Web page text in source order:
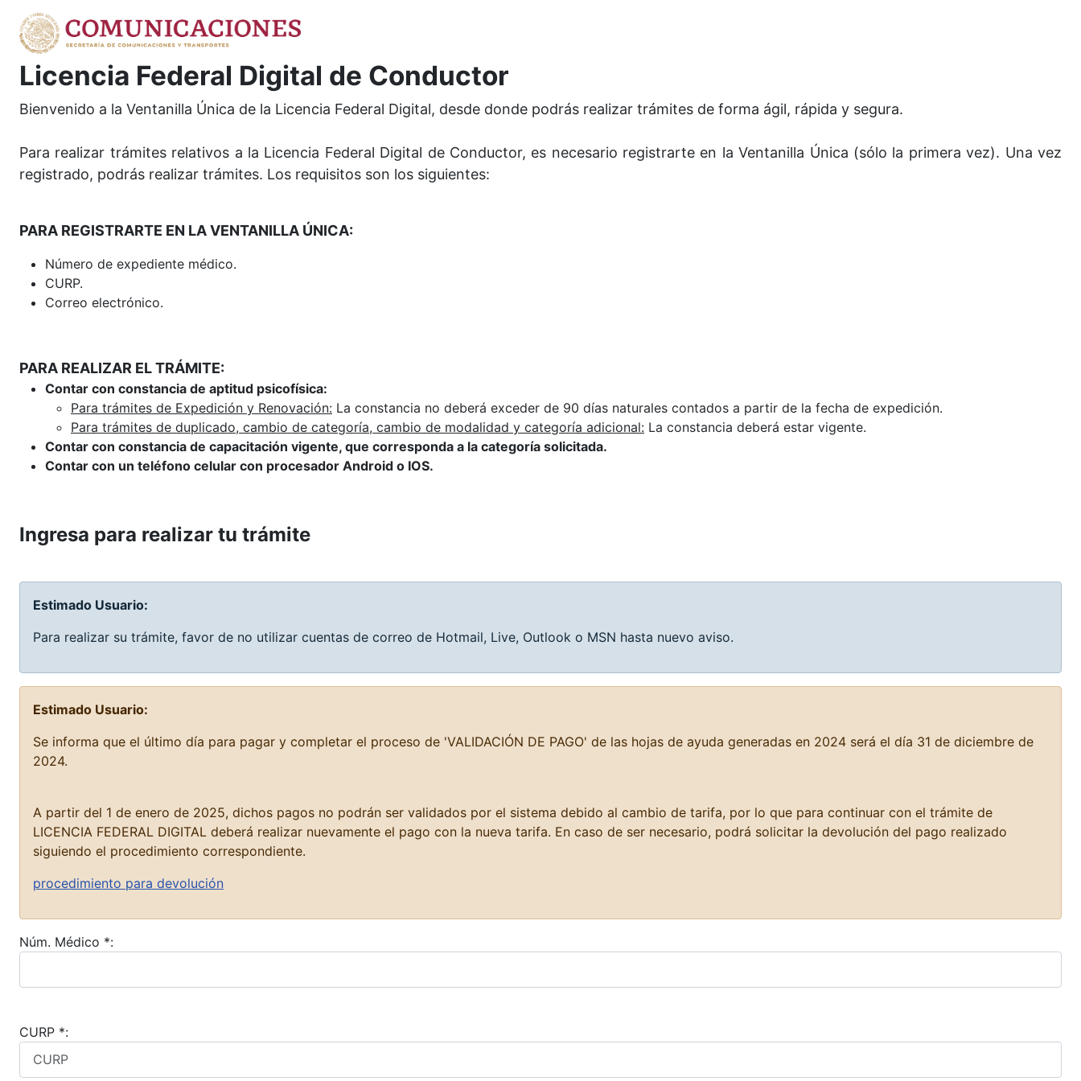
Licencia Federal Digital de Conductor
Bienvenido a la Ventanilla Única de la Licencia Federal Digital, desde donde podrás realizar trámites de forma ágil, rápida y segura.
Para realizar trámites relativos a la Licencia Federal Digital de Conductor, es necesario registrarte en la Ventanilla Única (sólo la primera vez). Una vez
registrado, podrás realizar trámites. Los requisitos son los siguientes:
PARA REGISTRARTE EN LA VENTANILLA ÚNICA:
Número de expediente médico.
CURP.
Correo electrónico.
PARA REALIZAR EL TRÁMITE:
Contar con constancia de aptitud psicofísica:
Para trámites de Expedición y Renovación: La constancia no deberá exceder de 90 días naturales contados a partir de la fecha de expedición.
Para trámites de duplicado, cambio de categoría, cambio de modalidad y categoría adicional: La constancia deberá estar vigente.
Contar con constancia de capacitación vigente, que corresponda a la categoría solicitada.
Contar con un teléfono celular con procesador Android o IOS.
Ingresa para realizar tu trámite
Estimado Usuario:
Para realizar su trámite, favor de no utilizar cuentas de correo de Hotmail, Live, Outlook o MSN hasta nuevo aviso.
Estimado Usuario:
Se informa que el último día para pagar y completar el proceso de 'VALIDACIÓN DE PAGO' de las hojas de ayuda generadas en 2024 será el día 31 de diciembre de
2024.
A partir del 1 de enero de 2025, dichos pagos no podrán ser validados por el sistema debido al cambio de tarifa, por lo que para continuar con el trámite de
LICENCIA FEDERAL DIGITAL deberá realizar nuevamente el pago con la nueva tarifa. En caso de ser necesario, podrá solicitar la devolución del pago realizado
siguiendo el procedimiento correspondiente.
procedimiento para devolución
Núm. Médico *:
CURP *: